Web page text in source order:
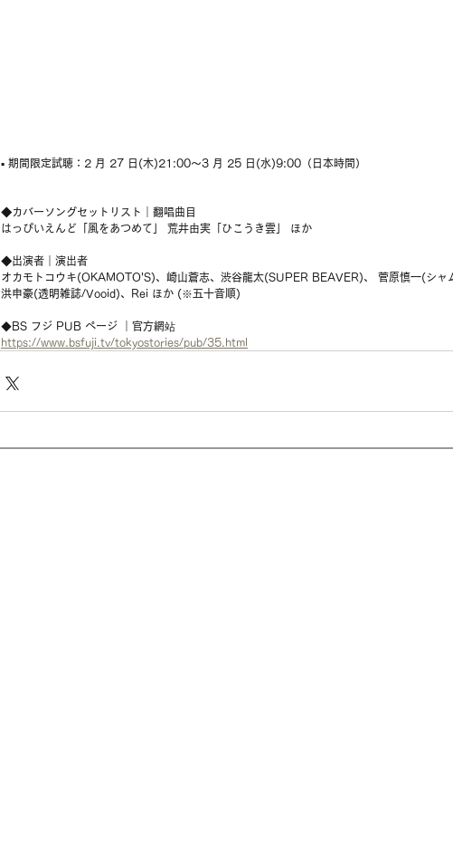
▪ 期間限定試聴：2 月 27 日(木)21:00～3 月 25 日(水)9:00（日本時間）
◆カバーソングセットリスト｜翻唱曲目
はっぴいえんど「風をあつめて」 荒井由実「ひこうき雲」 ほか
◆出演者｜演出者
オカモトコウキ(OKAMOTO'S)、崎山蒼志、渋谷龍太(SUPER BEAVER)、 菅原慎一(シャ
洪申豪(透明雑誌/Vooid)、Rei ほか (※五十音順)
◆BS フジ PUB ページ ｜官方網站
https://www.bsfuji.tv/tokyostories/pub/35.html